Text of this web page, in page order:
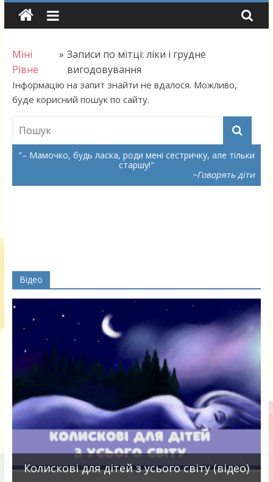
Skip
Міні
Рівне
» Записи по мітці: ліки і грудне
вигодовування
Інформацію на запит знайти не вдалося. Можливо,
буде корисний пошук по сайту.
– Мамочко, будь ласка, роди мені сестричку, але тільки
старшу!
~Говорять діти
Відео
Колискові для дітей з усього світу (відео)